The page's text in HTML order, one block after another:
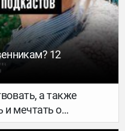
12
а также
и мечтать о
откопать, что бы